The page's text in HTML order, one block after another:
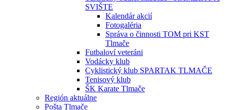
SVIŠTE
Kalendár akcií
Fotogaléria
Správa o činnosti TOM pri KST
Tlmače
Futbaloví veteráni
Vodácky klub
Cyklistický klub SPARTAK TLMAČE
Tenisový klub
ŠK Karate Tlmače
Región aktuálne
Pošta Tlmače